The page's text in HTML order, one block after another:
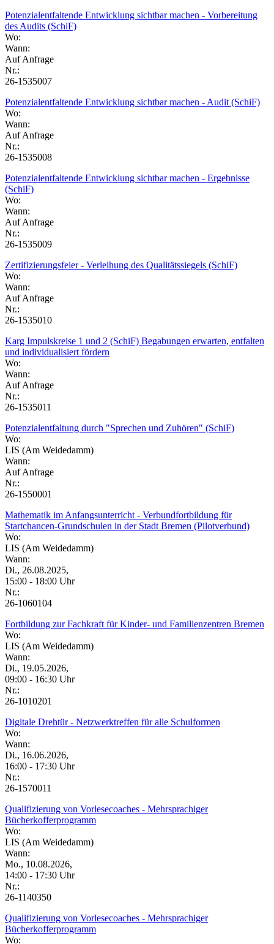
Potenzialentfaltende Entwicklung sichtbar machen - Vorbereitung
des Audits (SchiF)
Wo:
Wann:
Auf Anfrage
Nr.:
26-1535007
Potenzialentfaltende Entwicklung sichtbar machen - Audit (SchiF)
Wo:
Wann:
Auf Anfrage
Nr.:
26-1535008
Potenzialentfaltende Entwicklung sichtbar machen - Ergebnisse
(SchiF)
Wo:
Wann:
Auf Anfrage
Nr.:
26-1535009
Zertifizierungsfeier - Verleihung des Qualitätssiegels (SchiF)
Wo:
Wann:
Auf Anfrage
Nr.:
26-1535010
Karg Impulskreise 1 und 2 (SchiF) Begabungen erwarten, entfalten
und individualisiert fördern
Wo:
Wann:
Auf Anfrage
Nr.:
26-1535011
Potenzialentfaltung durch "Sprechen und Zuhören" (SchiF)
Wo:
LIS (Am Weidedamm)
Wann:
Auf Anfrage
Nr.:
26-1550001
Mathematik im Anfangsunterricht - Verbundfortbildung für
Startchancen-Grundschulen in der Stadt Bremen (Pilotverbund)
Wo:
LIS (Am Weidedamm)
Wann:
Di., 26.08.2025,
15:00 - 18:00 Uhr
Nr.:
26-1060104
Fortbildung zur Fachkraft für Kinder- und Familienzentren Bremen
Wo:
LIS (Am Weidedamm)
Wann:
Di., 19.05.2026,
09:00 - 16:30 Uhr
Nr.:
26-1010201
Digitale Drehtür - Netzwerktreffen für alle Schulformen
Wo:
Wann:
Di., 16.06.2026,
16:00 - 17:30 Uhr
Nr.:
26-1570011
Qualifizierung von Vorlesecoaches - Mehrsprachiger
Bücherkofferprogramm
Wo:
LIS (Am Weidedamm)
Wann:
Mo., 10.08.2026,
14:00 - 17:30 Uhr
Nr.:
26-1140350
Qualifizierung von Vorlesecoaches - Mehrsprachiger
Bücherkofferprogramm
Wo: